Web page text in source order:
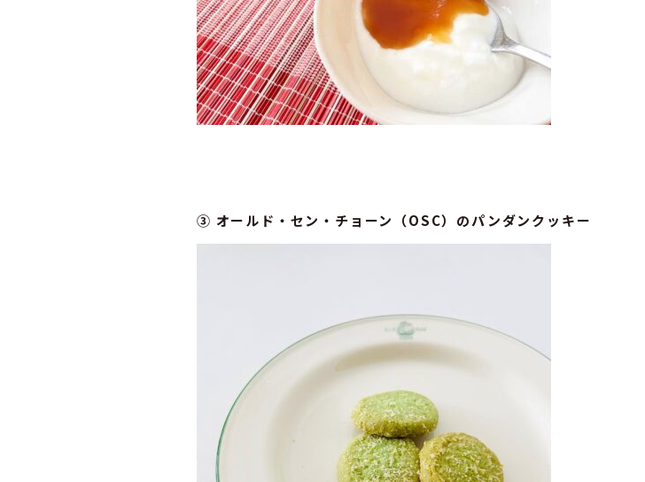
③ オールド・セン・チョーン（OSC）のパンダンクッキー